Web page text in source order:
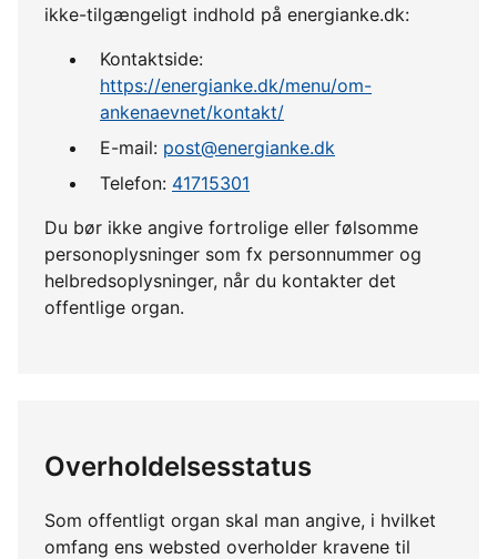
ikke-tilgængeligt indhold på energianke.dk:
Kontaktside:
https://energianke.dk/menu/om-
ankenaevnet/kontakt/
E-mail: post@energianke.dk
Telefon: 41715301
Du bør ikke angive fortrolige eller følsomme
personoplysninger som fx personnummer og
helbredsoplysninger, når du kontakter det
offentlige organ.
Overholdelsesstatus
Som offentligt organ skal man angive, i hvilket
omfang ens websted overholder kravene til